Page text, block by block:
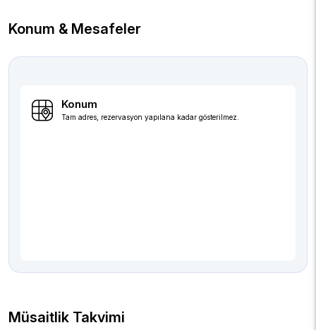
Konum & Mesafeler
Konum
Tam adres, rezervasyon yapılana kadar gösterilmez.
Müsaitlik Takvimi